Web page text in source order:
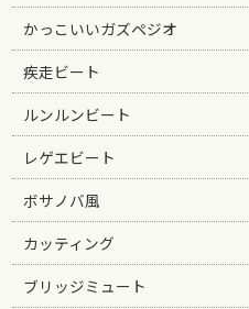
かっこいいガズペジオ
疾走ビート
ルンルンビート
レゲエビート
ボサノバ風
カッティング
ブリッジミュート